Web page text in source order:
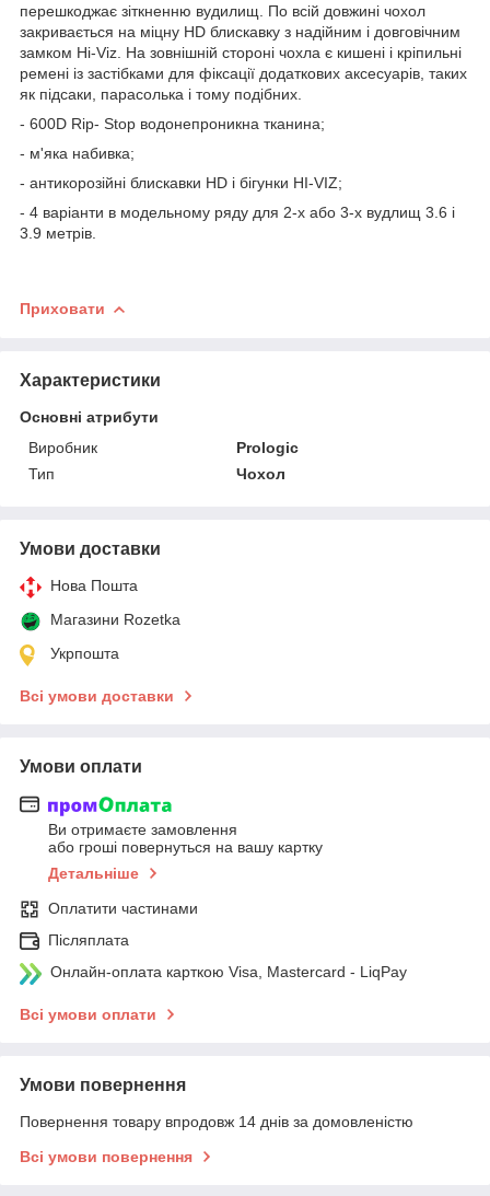
перешкоджає зіткненню вудилищ. По всій довжині чохол
закривається на міцну HD блискавку з надійним і довговічним
замком Hi-Viz. На зовнішній стороні чохла є кишені і кріпильні
ремені із застібками для фіксації додаткових аксесуарів, таких
як підсаки, парасолька і тому подібних.
- 600D Rip- Stop водонепроникна тканина;
- м'яка набивка;
- антикорозійні блискавки HD і бігунки HI-VIZ;
- 4 варіанти в модельному ряду для 2-х або 3-х вудлищ 3.6 і
3.9 метрів.
Приховати
Характеристики
Основні атрибути
Виробник
Prologic
Тип
Чохол
Умови доставки
Нова Пошта
Магазини Rozetka
Укрпошта
Всі умови доставки
Умови оплати
Ви отримаєте замовлення
або гроші повернуться на вашу картку
Детальніше
Оплатити частинами
Післяплата
Онлайн-оплата карткою Visa, Mastercard - LiqPay
Всі умови оплати
Умови повернення
Повернення товару впродовж 14 днів за домовленістю
Всі умови повернення